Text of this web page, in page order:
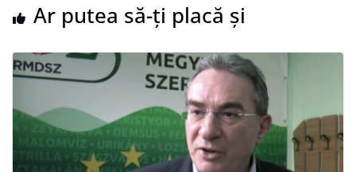
Ar putea să-ți placă și